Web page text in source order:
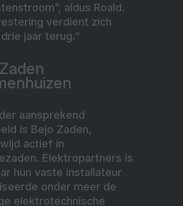
aldus Roald.
verdient zich
jaar terug.”
aansprekend
is Bejo Zaden,
actief in
Elektropartners is
hun vaste installateur
onder meer de
elektrotechnische